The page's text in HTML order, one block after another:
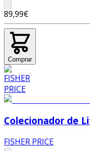
89,99€
Comprar
Colecionador de
FISHER PRICE